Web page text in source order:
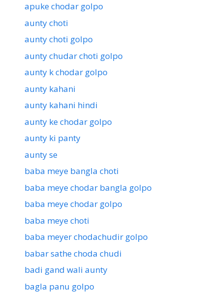
apuke chodar golpo
aunty choti
aunty choti golpo
aunty chudar choti golpo
aunty k chodar golpo
aunty kahani
aunty kahani hindi
aunty ke chodar golpo
aunty ki panty
aunty se
baba meye bangla choti
baba meye chodar bangla golpo
baba meye chodar golpo
baba meye choti
baba meyer chodachudir golpo
babar sathe choda chudi
badi gand wali aunty
bagla panu golpo